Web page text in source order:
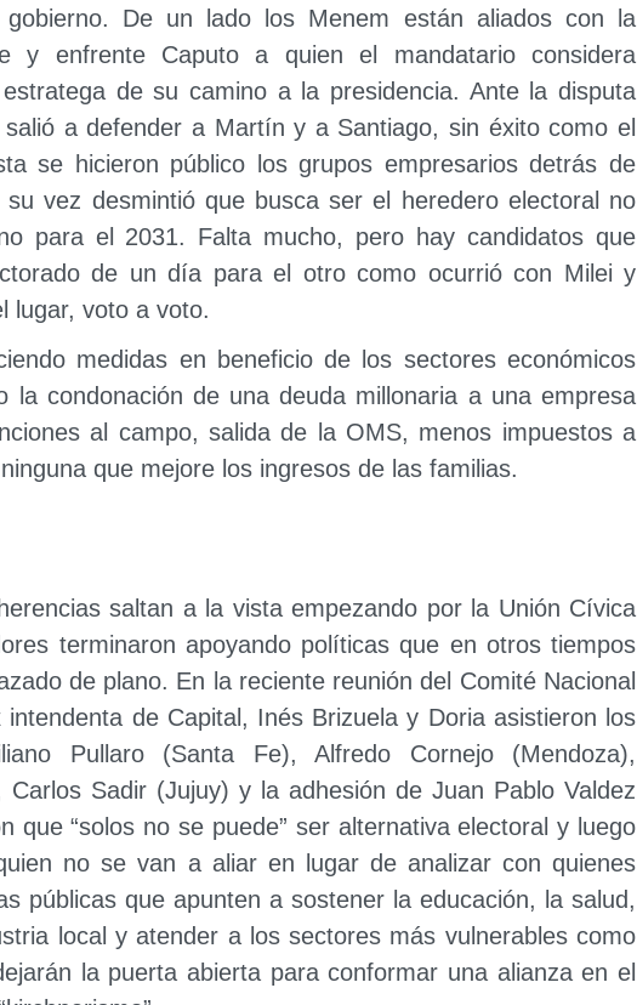
De un lado los Menem están aliados con la
y enfrente Caputo a quien el mandatario considera
de su camino a la presidencia. Ante la disputa
salió a defender a Martín y a Santiago, sin éxito como el
se hicieron público los grupos empresarios detrás de
vez desmintió que busca ser el heredero electoral no
para el 2031. Falta mucho, pero hay candidatos que
de un día para el otro como ocurrió con Milei y
lugar, voto a voto.
medidas en beneficio de los sectores económicos
la condonación de una deuda millonaria a una empresa
al campo, salida de la OMS, menos impuestos a
que mejore los ingresos de las familias.
saltan a la vista empezando por la Unión Cívica
terminaron apoyando políticas que en otros tiempos
de plano. En la reciente reunión del Comité Nacional
de Capital, Inés Brizuela y Doria asistieron los
Pullaro (Santa Fe), Alfredo Cornejo (Mendoza),
Carlos Sadir (Jujuy) y la adhesión de Juan Pablo Valdez
que “solos no se puede” ser alternativa electoral y luego
no se van a aliar en lugar de analizar con quienes
públicas que apunten a sostener la educación, la salud,
local y atender a los sectores más vulnerables como
la puerta abierta para conformar una alianza en el